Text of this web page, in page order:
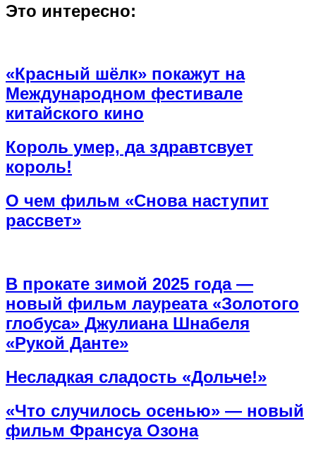
Это интересно:
«Красный шёлк» покажут на
Международном фестивале
китайского кино
Король умер, да здравтсвует
король!
О чем фильм «Снова наступит
рассвет»
В прокате зимой 2025 года —
новый фильм лауреата «Золотого
глобуса» Джулиана Шнабеля
«Рукой Данте»
Несладкая сладость «Дольче!»
«Что случилось осенью» — новый
фильм Франсуа Озона